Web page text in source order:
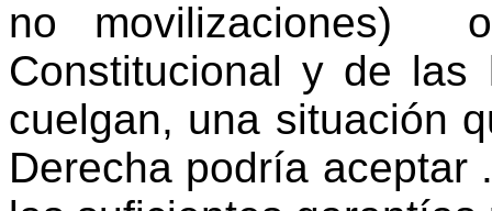
no movilizaciones)
Constitucional y de las
cuelgan, una situación
Derecha podría aceptar